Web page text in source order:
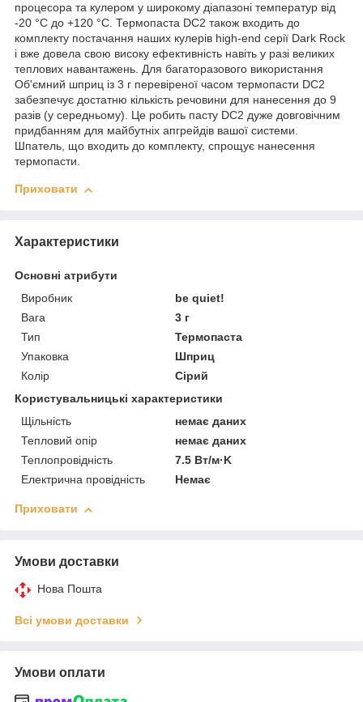
процесора та кулером у широкому діапазоні температур від
-20 °C до +120 °C. Термопаста DC2 також входить до
комплекту постачання наших кулерів high-end серії Dark Rock
і вже довела свою високу ефективність навіть у разі великих
теплових навантажень. Для багаторазового використання
Об'ємний шприц із 3 г перевіреної часом термопасти DC2
забезпечує достатню кількість речовини для нанесення до 9
разів (у середньому). Це робить пасту DC2 дуже довговічним
придбанням для майбутніх апгрейдів вашої системи.
Шпатель, що входить до комплекту, спрощує нанесення
термопасти.
Приховати
Характеристики
Основні атрибути
Виробник
be quiet!
Вага
3 г
Тип
Термопаста
Упаковка
Шприц
Колір
Сірий
Користувальницькі характеристики
Щільність
немає даних
Тепловий опір
немає даних
Теплопровідність
7.5 Вт/м·K
Електрична провідність
Немає
Приховати
Умови доставки
Нова Пошта
Всі умови доставки
Умови оплати